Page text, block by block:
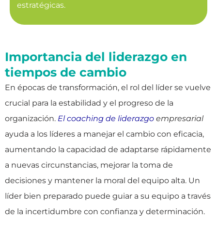
estratégicas.
Importancia del liderazgo en
tiempos de cambio
En épocas de transformación, el rol del líder se vuelve
crucial para la estabilidad y el progreso de la
organización. El coaching de liderazgo empresarial
ayuda a los líderes a manejar el cambio con eficacia,
aumentando la capacidad de adaptarse rápidamente
a nuevas circunstancias, mejorar la toma de
decisiones y mantener la moral del equipo alta. Un
líder bien preparado puede guiar a su equipo a través
de la incertidumbre con confianza y determinación.